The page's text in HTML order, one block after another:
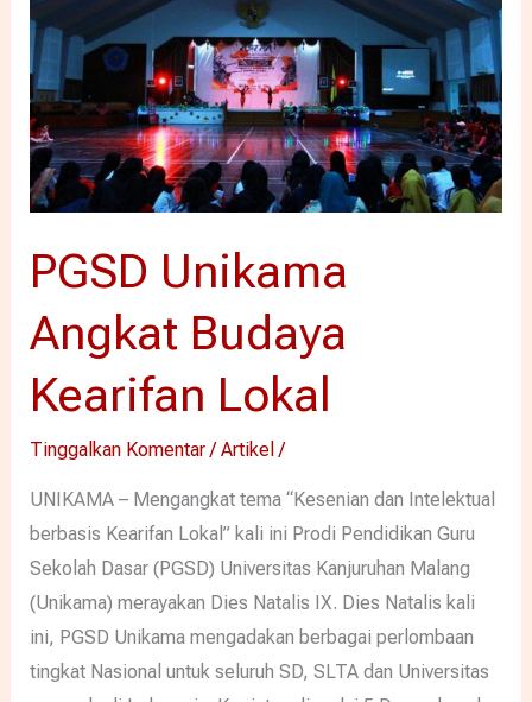
PGSD Unikama
Angkat Budaya
Kearifan Lokal
Tinggalkan Komentar /Artikel /
UNIKAMA – Mengangkat tema “Kesenian dan Intelektual
berbasis Kearifan Lokal” kali ini Prodi Pendidikan Guru
Sekolah Dasar (PGSD) Universitas Kanjuruhan Malang
(Unikama) merayakan Dies Natalis IX. Dies Natalis kali
ini, PGSD Unikama mengadakan berbagai perlombaan
tingkat Nasional untuk seluruh SD, SLTA dan Universitas
Budaya
Kearifan
Lokal